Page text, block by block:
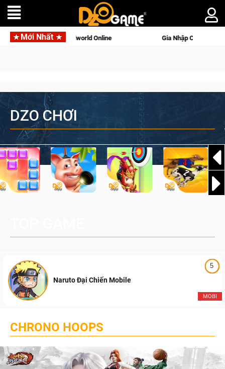
Mới Nhất
với tên gọi Palworld Online Gia Nhập Closed Beta Norse
DZO CHƠI
5
MOBI
Naruto Đại Chiến Mobile
CHRONO HOOPS